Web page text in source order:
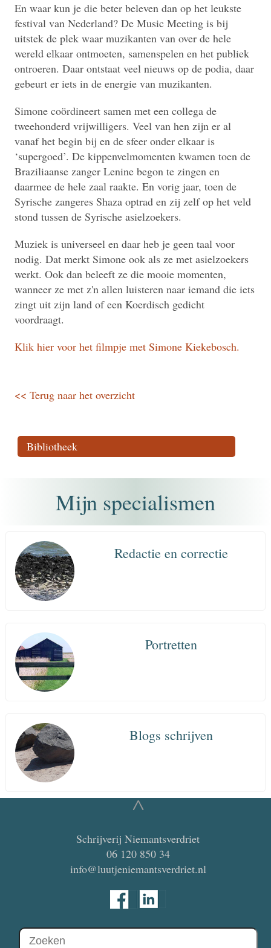
En waar kun je die beter beleven dan op het leukste
festival van Nederland? De Music Meeting is bij
uitstek de plek waar muzikanten van over de hele
wereld elkaar ontmoeten, samenspelen en het publiek
ontroeren. Daar ontstaat veel nieuws op de podia, daar
gebeurt er iets in de energie van muzikanten.
Simone coördineert samen met een collega de
tweehonderd vrijwilligers. Veel van hen zijn er al
vanaf het begin bij en de sfeer onder elkaar is
‘supergoed’. De kippenvelmomenten kwamen toen de
Braziliaanse zanger Lenine begon te zingen en
daarmee de hele zaal raakte. En vorig jaar, toen de
Syrische zangeres Shaza optrad en zij zelf op het veld
stond tussen de Syrische asielzoekers.
Muziek is universeel en daar heb je geen taal voor
nodig. Dat merkt Simone ook als ze met asielzoekers
werkt. Ook dan beleeft ze die mooie momenten,
wanneer ze met z'n allen luisteren naar iemand die iets
zingt uit zijn land of een Koerdisch gedicht
voordraagt.
Klik hier voor het filmpje met Simone Kiekebosch.
<< Terug naar het overzicht
Bibliotheek
Mijn specialismen
Redactie en correctie
Portretten
Blogs schrijven
^
Schrijverij Niemantsverdriet
06 120 850 34
info@luutjeniemantsverdriet.nl